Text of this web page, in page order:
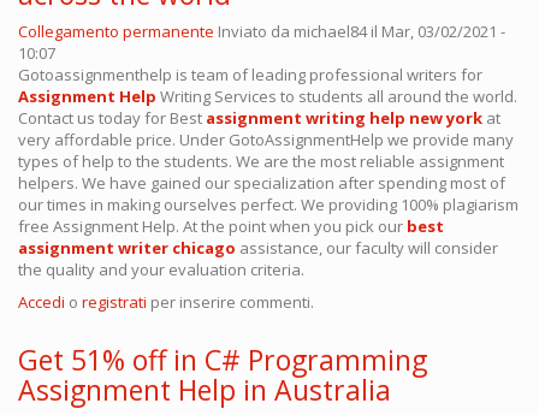
Collegamento permanente Inviato da michael84il Mar, 03/02/2021 -
10:07
Gotoassignmenthelp is team of leading professional writers for
Assignment Help Writing Services to students all around the world.
Contact us today for Best assignment writing help new york at
very affordable price. Under GotoAssignmentHelp we provide many
types of help to the students. We are the most reliable assignment
helpers. We have gained our specialization after spending most of
our times in making ourselves perfect. We providing 100% plagiarism
free Assignment Help. At the point when you pick our best
assignment writer chicago assistance, our faculty will consider
the quality and your evaluation criteria.
Accedi o registrati per inserire commenti.
Get 51% off in C# Programming
Assignment Help in Australia